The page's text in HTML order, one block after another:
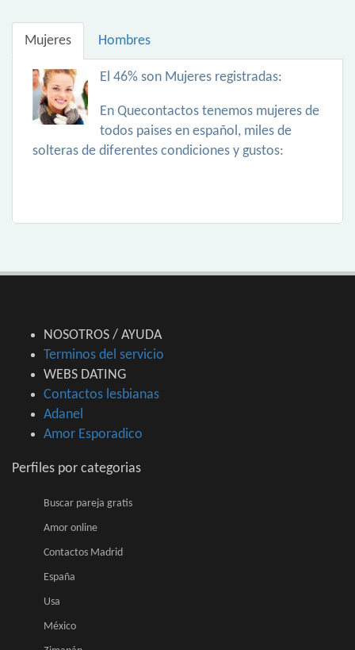
Mujeres Hombres
El 46% son Mujeres registradas:
En Quecontactos tenemos mujeres de
todos paises en español, miles de
solteras de diferentes condiciones y gustos:
NOSOTROS / AYUDA
Terminos del servicio
WEBS DATING
Contactos lesbianas
Adanel
Amor Esporadico
Perfiles por categorias
Buscar pareja gratis
Amor online
Contactos Madrid
España
Usa
México